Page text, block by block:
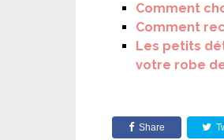
Comment
Comment
Les petits
votre robe
Share